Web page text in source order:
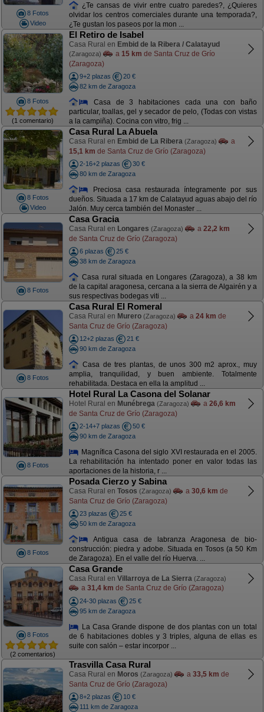
8 Fotos
Video
¿Te cansas de vivir entre cuatro paredes?, ¿Quieres
olvidar los centros comerciales durante una temporada?,
¿Te gustan los paseos por la mon ...
8 Fotos
(1 comentario)
El Retiro de Isabel
Casa Rural en Embid de la Ribera / Calatayud
(Zaragoza) a 15 km de Santa Cruz de Grío
(Zaragoza)
9+2 plazas
20 €
82 km de Zaragoza
Casa de 3 habitaciones cada una con baño
particular, toallas, gel y secador de pelo, (Todas con vistas
a la campiña). Cocina con vitro, frig ...
8 Fotos
Video
Casa Rural La Abuela
Casa Rural en Embid de La Ribera (Zaragoza)
a
15,1 km de Santa Cruz de Grío (Zaragoza)
2-16+2 plazas
30 €
80 km de Zaragoza
Preciosa casa restaurada íntegramente por sus
dueños. Situada a 17 km de Calatayud aguas abajo del río
Jalón. Muy cerca también del Monaster ...
8 Fotos
Casa Gracia
Casa Rural en Longares (Zaragoza) a 22,2 km
de Santa Cruz de Grío (Zaragoza)
6 plazas
25 €
38 km de Zaragoza
Casa rural situada en Longares (Zaragoza), a 38 km
de la capital aragonesa, cercana a la sierra de Algairén y a
sus respectivas bodegas viti ...
8 Fotos
Casa Rural El Romeral
Casa Rural en Murero (Zaragoza) a 24 km de
Santa Cruz de Grío (Zaragoza)
12+2 plazas
21 €
90 km de Zaragoza
Casa de tres plantas, de unos 300 m2 aprox., muy
amplia, tranquilidad, y buen ambiente. Totalmente
rehabilitada. Destaca en ella la amplitud ...
8 Fotos
Hotel Rural La Casona del Solanar
Hotel Rural en Munébrega (Zaragoza) a 26,6 km
de Santa Cruz de Grío (Zaragoza)
2-14+7 plazas
50 €
90 km de Zaragoza
Magnífica Casona del siglo XVI restaurada en el 2005.
La rehabilitación ha intentado poner en valor todas las
aportaciones de la historia, r ...
8 Fotos
Posada Cierzo y Sabina
Casa Rural en Tosos (Zaragoza) a 30,6 km de
Santa Cruz de Grío (Zaragoza)
23 plazas
25 €
50 km de Zaragoza
Antigua casa de labranza Aragonesa de bio-
construcción: piedra y adobe. Situada en Tosos (a 50 Km
de Zaragoza). En el valle del río Huerva. ...
8 Fotos
(2 comentarios)
Casa Grande
Casa Rural en Villarroya de La Sierra (Zaragoza)
a 31,4 km de Santa Cruz de Grío (Zaragoza)
24-30 plazas
25 €
95 km de Zaragoza
La Casa Grande dispone de dos plantas con un total
de 6 habitaciones dobles y 3 triples, alguna de ellas es
suite con salón – estar incorpor ...
Trasvilla Casa Rural
Casa Rural en Moros (Zaragoza) a 33,5 km de
Santa Cruz de Grío (Zaragoza)
8+2 plazas
10 €
111 km de Zaragoza